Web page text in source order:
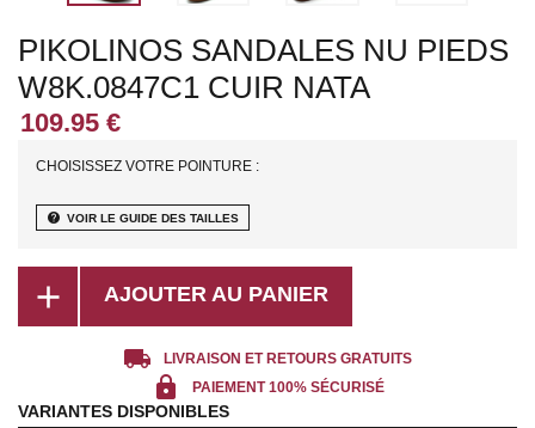
PIKOLINOS SANDALES NU PIEDS
W8K.0847C1 CUIR NATA
CHOISISSEZ VOTRE POINTURE :
help VOIR LE GUIDE DES TAILLES
add AJOUTER AU PANIER
local_shipping LIVRAISON ET RETOURS GRATUITS
lock PAIEMENT 100% SÉCURISÉ
VARIANTES DISPONIBLES